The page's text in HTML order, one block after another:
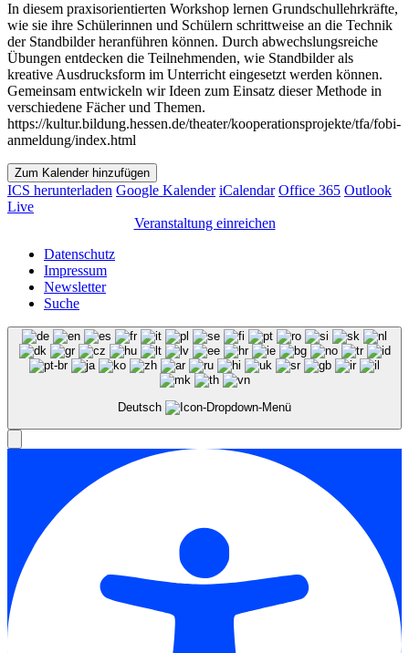
In diesem praxisorientierten Workshop lernen Grundschullehrkräfte,
wie sie ihre Schülerinnen und Schülern schrittweise an die Technik
der Standbilder heranführen können. Durch abwechslungsreiche
Übungen entdecken die Teilnehmenden, wie Standbilder als
kreative Ausdrucksform im Unterricht eingesetzt werden können.
Gemeinsam entwickeln wir Ideen zum Einsatz dieser Methode in
verschiedene Fächer und Themen.
https://kultur.bildung.hessen.de/theater/kooperationsprojekte/tfa/fobi-
anmeldung/index.html
Zum Kalender hinzufügen
ICS herunterladen Google Kalender iCalendar Office 365 Outlook
Live
Veranstaltung einreichen
Datenschutz
Impressum
Newsletter
Suche
Deutsch